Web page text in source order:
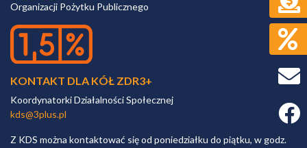
Organizacji Pożytku Publicznego
KONTAKT DLA KÓŁ ZDR3+
Koordynatorki Działalności Społecznej
kds@3plus.pl
Z KDS można kontaktować się od poniedziałku do piątku, w godz.